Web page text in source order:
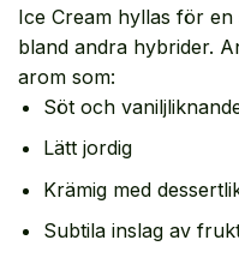
Ice Cream hyllas för
bland andra hybrider.
arom som:
Söt och
Lätt jordig
Krämig med
Subtila inslag av